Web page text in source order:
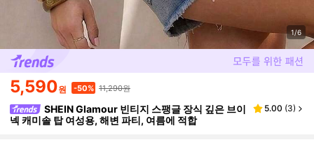
1/6
5,590원 -50% 11,290원
SHEIN Glamour 빈티지 스팽글 장식 깊은 브이
넥 캐미솔 탑 여성용, 해변 파티, 여름에 적합
5.00 (3)